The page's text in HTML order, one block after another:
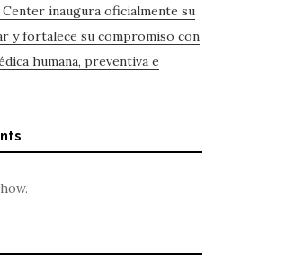
inaugura oficialmente su
y fortalece su compromiso con
humana, preventiva e